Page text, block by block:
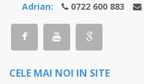
Adrian: 0722 600 883
CELE MAI NOI IN SITE